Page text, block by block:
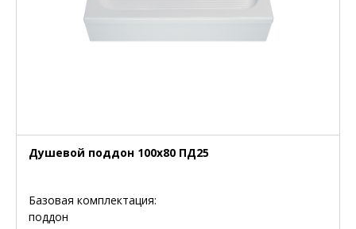
Душевой поддон 100х80 ПД25
Базовая комплектация:
поддон